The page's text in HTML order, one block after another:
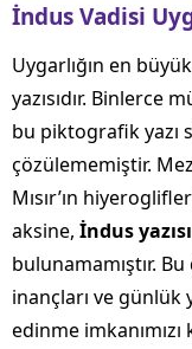
İndus Vadisi
Uygarlığın en
yazısıdır. Binlerce
bu piktografik yazı
çözülememiştir.
Mısır’ın
aksine, İndus yazısı
bulunamamıştır. Bu
inançları ve günlük
edinme imkanımızı